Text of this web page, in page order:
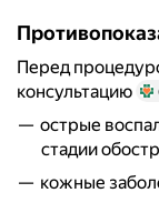
Перед
консультацию
острые
стадии
кожные